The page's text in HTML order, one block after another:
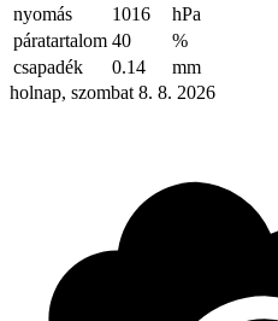
nyomás
1016
hPa
páratartalom 40
%
csapadék
0.14
mm
holnap, szombat 8. 8. 2026